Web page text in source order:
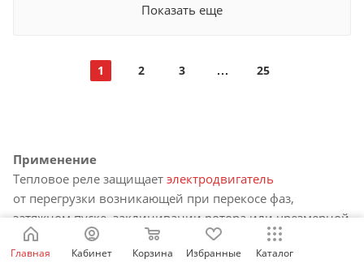
Показать еще
1 2 3 25
Применение
Тепловое реле защищает электродвигатель
от перегрузки возникающей при перекосе фаз,
затяжном пуске, заклинивании ротора или чрезмерной
нагрузке. Тепловое реле или
мотор-автомат, совместно
сконтактороми кнопками управления входят в состав
Главная Кабинет Корзина Избранные Каталог